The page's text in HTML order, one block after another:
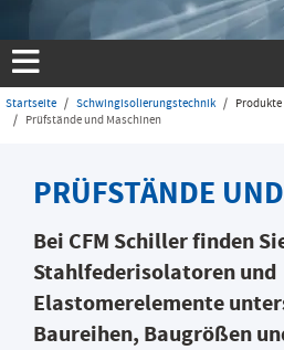
Startseite Schwingisolierungstechnik Produkte
Prüfstände und Maschinen
PRÜFSTÄNDE
Bei CFM Schiller finden
Stahlfederisolatoren und
Elastomerelemente
Baureihen, Baugrößen